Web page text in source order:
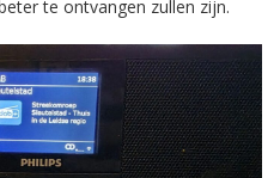
te ontvangen zullen zijn.